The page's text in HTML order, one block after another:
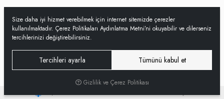
Size daha iyi hizmet verebilmek için internet sitemizde çerezler
kullanılmaktadır. Çerez Politikaları Aydınlatma Metni’ni okuyabilir ve dilerseniz
tercihlerinizi değiştirebilirsiniz.
Tercihleri ayarla Tümünü kabul et
Gizlilik ve Çerez Politikası